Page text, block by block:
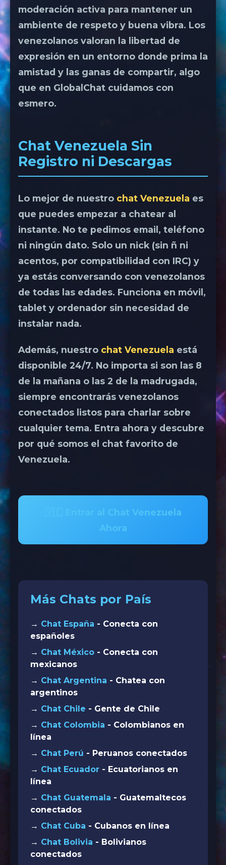
moderación activa para mantener un
ambiente de respeto y buena vibra. Los
venezolanos valoran la libertad de
expresión en un entorno donde prima la
amistad y las ganas de compartir, algo
que en GlobalChat cuidamos con
esmero.
Chat Venezuela Sin
Registro ni Descargas
Lo mejor de nuestro chat Venezuela es
que puedes empezar a chatear al
instante. No te pedimos email, teléfono
ni ningún dato. Solo un nick (sin ñ ni
acentos, por compatibilidad con IRC) y
ya estás conversando con venezolanos
de todas las edades. Funciona en móvil,
tablet y ordenador sin necesidad de
instalar nada.
Además, nuestro chat Venezuela está
disponible 24/7. No importa si son las 8
de la mañana o las 2 de la madrugada,
siempre encontrarás venezolanos
conectados listos para charlar sobre
cualquier tema. Entra ahora y descubre
por qué somos el chat favorito de
Venezuela.
🇻🇪 Entrar al Chat Venezuela
Ahora
Más Chats por País
→ Chat España - Conecta con
españoles
→ Chat México - Conecta con
mexicanos
→ Chat Argentina - Chatea con
argentinos
→ Chat Chile - Gente de Chile
→ Chat Colombia - Colombianos en
línea
→ Chat Perú - Peruanos conectados
→ Chat Ecuador - Ecuatorianos en
línea
→ Chat Guatemala - Guatemaltecos
conectados
→ Chat Cuba - Cubanos en línea
→ Chat Bolivia - Bolivianos
conectados